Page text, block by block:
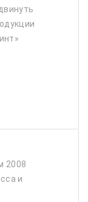
2008
и